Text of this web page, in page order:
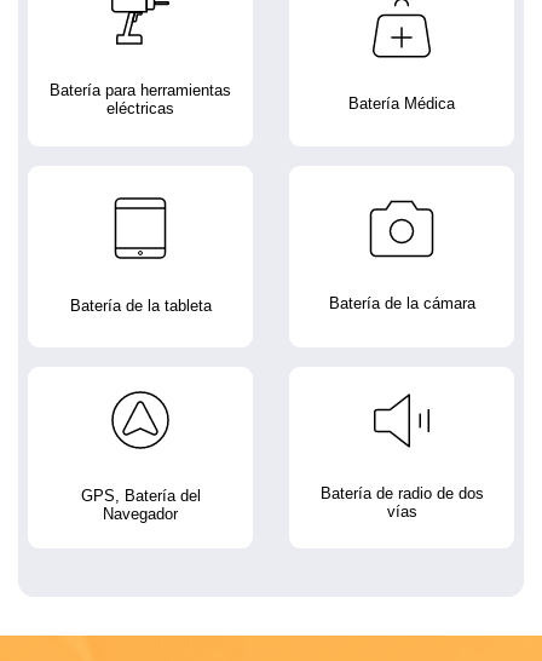
Batería para herramientas
eléctricas
Batería Médica
Batería de la tableta Batería de la cámara
GPS, Batería del
Navegador
Batería de radio de dos
vías